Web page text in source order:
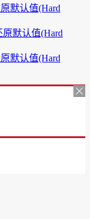
默认值(Hard
默认值(Hard
默认值(Hard